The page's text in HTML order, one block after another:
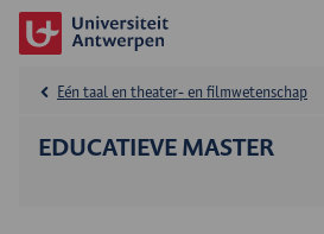
EDUCATIEVE MASTER
Eén taal en theater- en filmwetenschap